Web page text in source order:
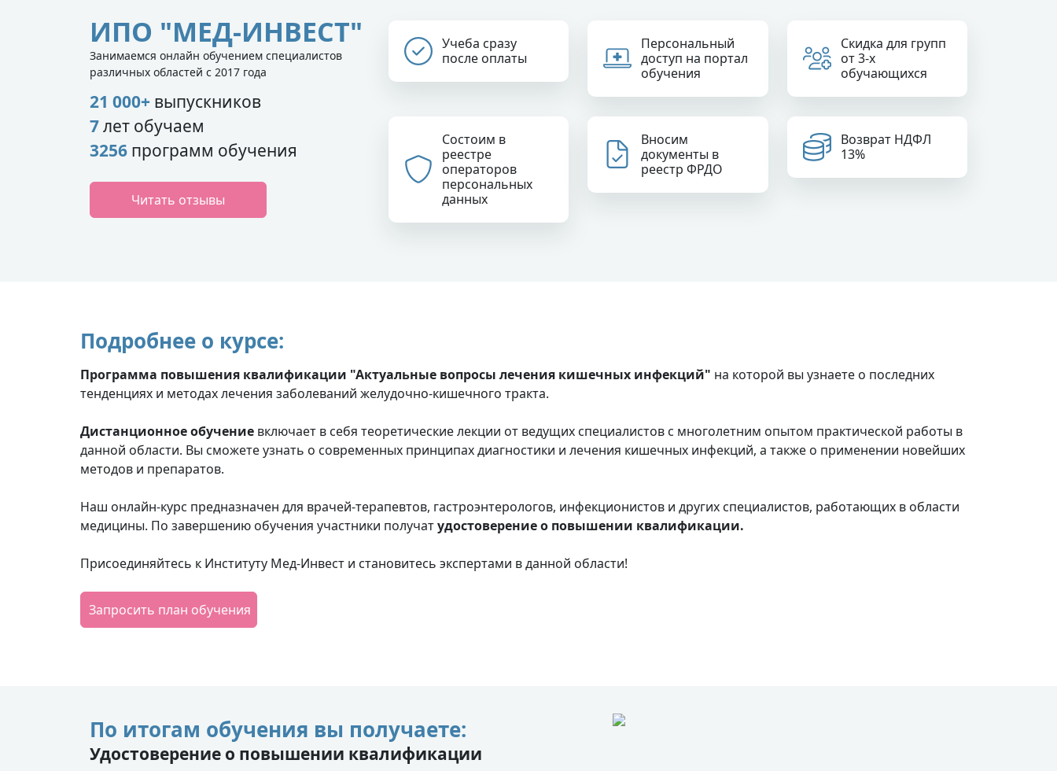
ИПО "МЕД-ИНВЕСТ"
Занимаемся онлайн обучением специалистов
различных областей с 2017 года
21 000+ выпускников
7лет обучаем
3256 программ обучения
Читать отзывы
Учеба сразу
после оплаты
Персональный
доступ на портал
обучения
Скидка для групп
от 3-х
обучающихся
Состоим в
реестре
операторов
персональных
данных
Вносим
документы в
реестр ФРДО
Возврат НДФЛ
13%
Подробнее о курсе:
Программа повышения квалификации "Актуальные вопросы лечения кишечных инфекций" на которой вы узнаете о последних
тенденциях и методах лечения заболеваний желудочно-кишечного тракта.
Дистанционное обучение включает в себя теоретические лекции от ведущих специалистов с многолетним опытом практической работы в
данной области. Вы сможете узнать о современных принципах диагностики и лечения кишечных инфекций, а также о применении новейших
методов и препаратов.
Наш онлайн-курс предназначен для врачей-терапевтов, гастроэнтерологов, инфекционистов и других специалистов, работающих в области
медицины. По завершению обучения участники получатудостоверение о повышении квалификации.
Присоединяйтесь к Институту Мед-Инвест и становитесь экспертами в данной области!
Запросить план обучения
По итогам обучения вы получаете:
Удостоверение о повышении квалификации